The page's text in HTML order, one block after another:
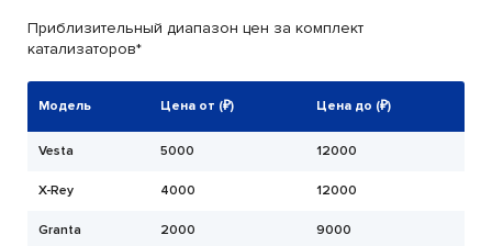
Приблизительный диапазон цен за комплект
катализаторов*
Модель Цена от (₽) Цена до (₽)
Vesta 5000 12000
X-Rey 4000 12000
Granta 2000 9000